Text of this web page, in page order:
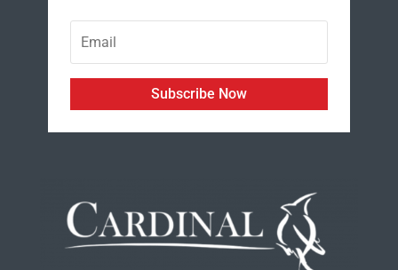
Subscribe Now